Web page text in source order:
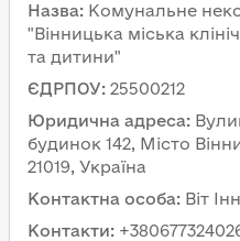
Назва: Комунальне
"Вінницька міська
та дитини"
ЄДРПОУ: 25500212
Юридична адреса:
будинок 142, Місто
21019, Україна
Контактна особа: Віт
Контакти: